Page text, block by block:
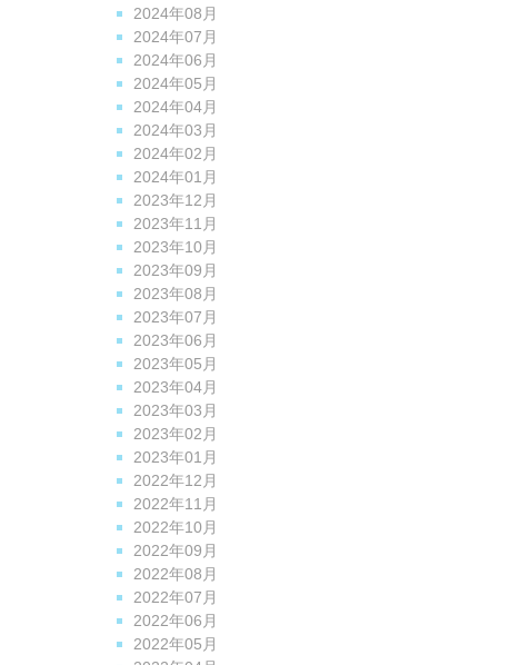
2024年08月
2024年07月
2024年06月
2024年05月
2024年04月
2024年03月
2024年02月
2024年01月
2023年12月
2023年11月
2023年10月
2023年09月
2023年08月
2023年07月
2023年06月
2023年05月
2023年04月
2023年03月
2023年02月
2023年01月
2022年12月
2022年11月
2022年10月
2022年09月
2022年08月
2022年07月
2022年06月
2022年05月